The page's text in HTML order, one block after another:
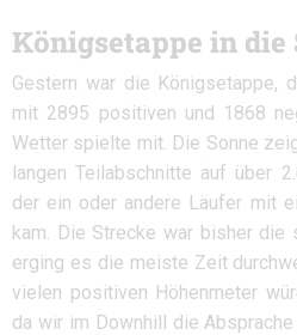
Königsetappe in die
Gestern war die Königsetappe,
mit 2895 positiven und 1868
Wetter spielte mit. Die Sonne
langen Teilabschnitte auf über
der ein oder andere Läufer mit
kam. Die Strecke war bisher die
erging es die meiste Zeit
vielen positiven Höhenmeter
da wir im Downhill die